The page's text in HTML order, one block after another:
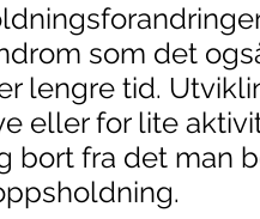
som det
lengre tid.
eller for lite
bort fra det man